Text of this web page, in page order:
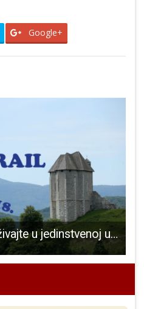
Google+
U subotu 30.lipnja uživajte u jedinstvenoj utrci Brinje trail!!!